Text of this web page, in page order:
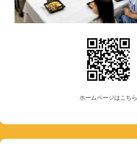
ホームページはこちら